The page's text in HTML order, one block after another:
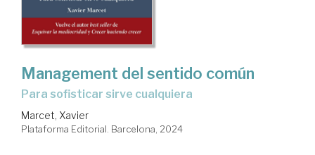
Management del sentido común
Para sofisticar sirve cualquiera
Marcet, Xavier
Plataforma Editorial. Barcelona, 2024